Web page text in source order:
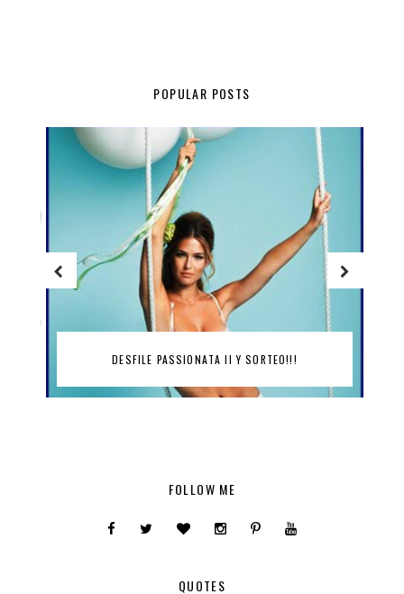
POPULAR POSTS
DESFILE PASSIONATA II Y SORTEO!!!
FOLLOW ME
QUOTES